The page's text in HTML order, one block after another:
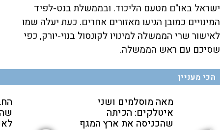
ישראל באו"ם מטעם הליכוד. ובממשלת בנט-לפיד
המינויים כמובן הגיעו מאזורים אחרים. כעת יעלה שמו
לאישור שרי הממשלה למינויו לקונסול בנוי-יורק, כפי
שסיכם עם ראש הממשלה.
הכי מעניין
מאה מוסלמים ושני
איטלקים: הכיתה
שהכניסה את ארץ המגף